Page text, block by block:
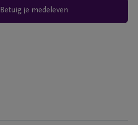
Betuig je medeleven